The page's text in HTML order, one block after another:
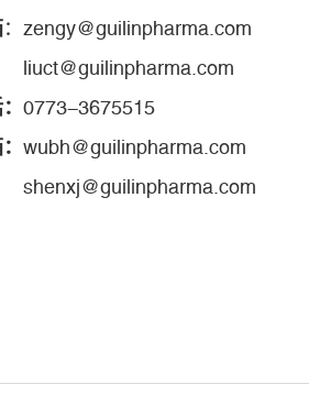
：zengy@guilinpharma.com
：0773-3675515
wubh@guilinpharma.com
shenxj@guilinpharma.com